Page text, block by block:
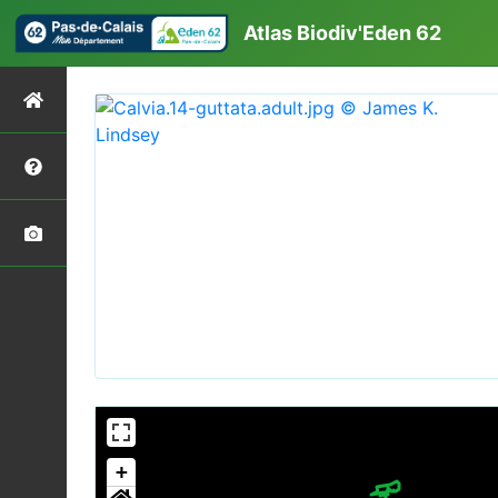
Atlas Biodiv'Eden 62
+